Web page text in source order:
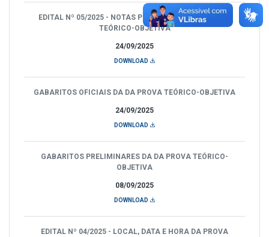
24/09/2025
EDITAL Nº 05/2025 - NOTAS PRELIMINARES DA PROVA
TEÓRICO-OBJETIVA
DOWNLOAD
24/09/2025
GABARITOS OFICIAIS DA DA PROVA TEÓRICO-OBJETIVA
DOWNLOAD
08/09/2025
GABARITOS PRELIMINARES DA DA PROVA TEÓRICO-
OBJETIVA
DOWNLOAD
EDITAL Nº 04/2025 - LOCAL, DATA E HORA DA PROVA